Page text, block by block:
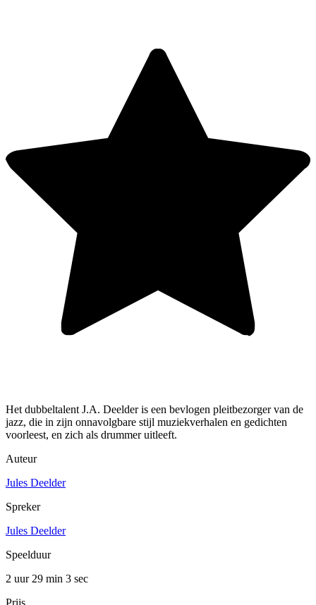
Het dubbeltalent J.A. Deelder is een bevlogen pleitbezorger van de
jazz, die in zijn onnavolgbare stijl muziekverhalen en gedichten
voorleest, en zich als drummer uitleeft.
Auteur
Jules Deelder
Spreker
Jules Deelder
Speelduur
2 uur 29 min 3 sec
Prijs